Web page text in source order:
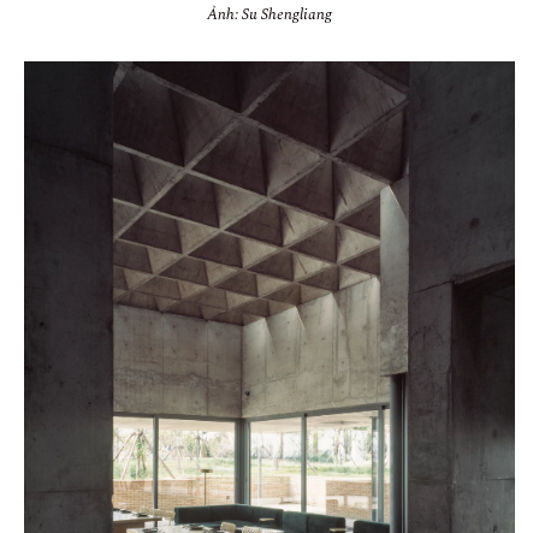
Ảnh: Su Shengliang